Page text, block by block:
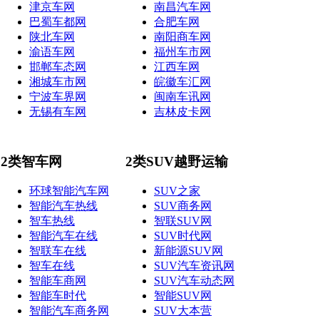
津京车网
巴蜀车都网
陕北车网
渝语车网
邯郸车态网
湘城车市网
宁波车界网
无锡有车网
南昌汽车网
合肥车网
南阳商车网
福州车市网
江西车网
皖徽车汇网
闽南车讯网
吉林皮卡网
2类智车网
环球智能汽车网
智能汽车热线
智车热线
智能汽车在线
智联车在线
智车在线
智能车商网
智能车时代
智能汽车商务网
2类SUV越野运输
SUV之家
SUV商务网
智联SUV网
SUV时代网
新能源SUV网
SUV汽车资讯网
SUV汽车动态网
智能SUV网
SUV大本营